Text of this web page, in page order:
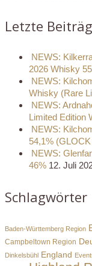
Letzte
NEWS:
2026 Whisky
NEWS:
Whisky (Rare
NEWS:
Limited Edition
NEWS:
54,1%
NEWS:
46% 12. Juli
Schlagwörter
Baden-Württemberg Region
Campbeltown Region
Dinkelsbühl England